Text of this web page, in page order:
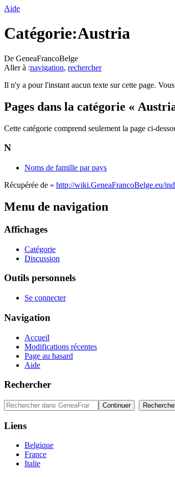
Aide
Catégorie:Austria
De GeneaFrancoBelge
Aller à :navigation, rechercher
Il n'y a pour l'instant aucun texte sur cette page.
Pages dans la catégorie «
Cette catégorie comprend seulement la page ci-
N
Noms de famille par pays
Récupérée de « http://wiki.GeneaFrancoBelge.eu/
Menu de navigation
Affichages
Catégorie
Discussion
Outils personnels
Se connecter
Navigation
Accueil
Modifications récentes
Page au hasard
Aide
Rechercher
Liens
Belgique
France
Italie